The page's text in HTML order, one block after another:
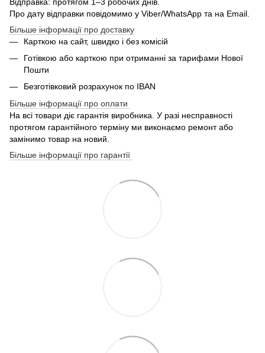
Про дату відправки повідомимо у Viber/WhatsApp та на Email.
Більше інформації про доставку
Карткою на сайт, швидко і без комісій
Готівкою або карткою при отриманні за тарифами Нової
Пошти
Безготівковий розрахунок по IBAN
Більше інформації про оплати
На всі товари діє гарантія виробника. У разі несправності
протягом гарантійного терміну ми виконаємо ремонт або
замінимо товар на новий.
Більше інформації про гарантії